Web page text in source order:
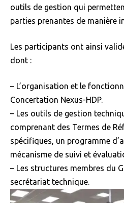
outils de gestion qui
parties prenantes de manière
Les participants ont ainsi
dont :
– L’organisation et le
Concertation Nexus-HDP.
– Les outils de gestion
comprenant des Termes de
spécifiques, un programme
mécanisme de suivi et
– Les structures membres du
secrétariat technique.